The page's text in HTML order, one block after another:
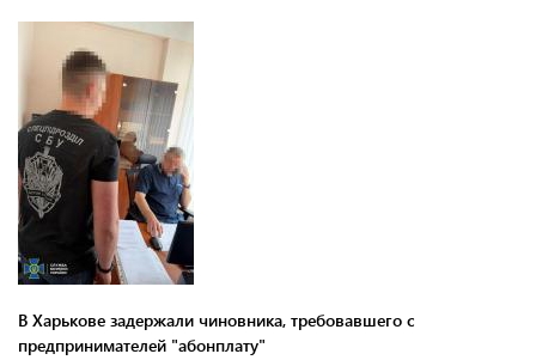
В Харькове задержали чиновника, требовавшего с
предпринимателей "абонплату"